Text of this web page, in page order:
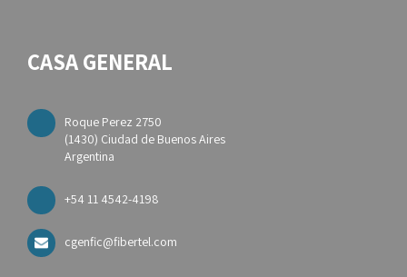
CASA GENERAL
Roque Perez 2750
(1430) Ciudad de Buenos Aires
Argentina
+54 11 4542-4198
cgenfic@fibertel.com